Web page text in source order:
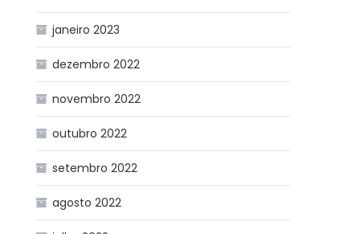
janeiro 2023
dezembro 2022
novembro 2022
outubro 2022
setembro 2022
agosto 2022